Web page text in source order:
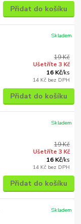
Přidat do košíku
19 Kč
Ušetříte 3 Kč
16 Kč/ks
14 Kč bez DPH
Skladem
Přidat do košíku
19 Kč
Ušetříte 3 Kč
16 Kč/ks
14 Kč bez DPH
Skladem
Přidat do košíku
Skladem